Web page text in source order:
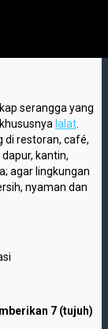
serangga yang
lalat
di restoran, café,
kantin,
agar lingkungan
nyaman dan
7 (tujuh)